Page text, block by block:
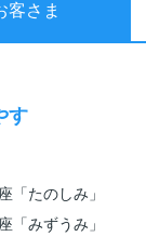
客さま
す
「たのしみ」
「みずうみ」